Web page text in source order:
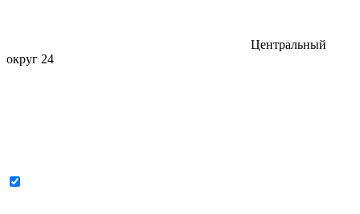
Центральный
округ 24